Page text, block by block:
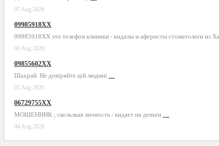
07 Aug 2026
09985918XX
09985918XX это телефон клиники - кидалы и аферисты стоматологи из
06 Aug 2026
09855602XX
Шахрай. Не довіряйте цій людині …
05 Aug 2026
06729755XX
МОШЕННИК ; скользкая личность - кидает на деньги …
04 Aug 2026